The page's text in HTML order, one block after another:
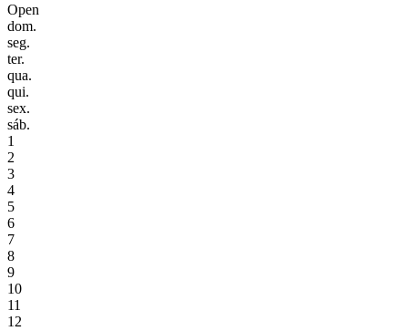
Open
dom.
seg.
ter.
qua.
qui.
sex.
sáb.
1
2
3
4
5
6
7
8
9
10
11
12